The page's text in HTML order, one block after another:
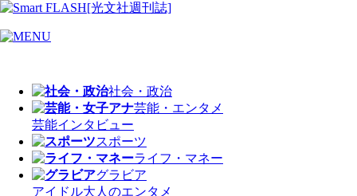
社会・政治
芸能・エンタメ
芸能インタビュー
スポーツ
ライフ・マネー
グラビア
アイドル大人のエンタメ